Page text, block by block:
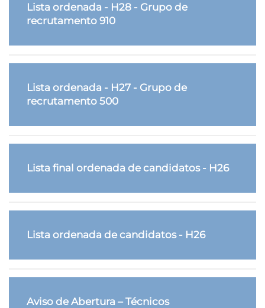
Lista ordenada - H28 - Grupo de
recrutamento 910
Lista ordenada - H27 - Grupo de
recrutamento 500
Lista final ordenada de candidatos - H26
Lista ordenada de candidatos - H26
Aviso de Abertura – Técnicos